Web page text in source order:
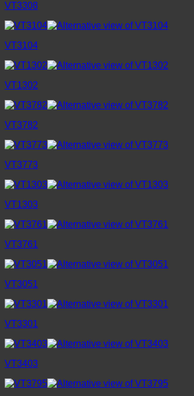
VT3308
VT3104
VT1302
VT3782
VT3773
VT1303
VT3761
VT3051
VT3301
VT3403